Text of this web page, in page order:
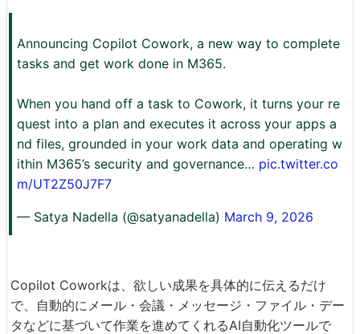
Announcing Copilot Cowork, a new way to complete
tasks and get work done in M365.
When you hand off a task to Cowork, it turns your re
quest into a plan and executes it across your apps a
nd files, grounded in your work data and operating w
ithin M365’s security and governance… pic.twitter.co
m/UT2Z50J7F7
— Satya Nadella (@satyanadella) March 9, 2026
Copilot Coworkは、欲しい成果を具体的に伝えるだけ
で、自動的にメール・会議・メッセージ・ファイル・デー
タなどに基づいて作業を進めてくれるAI自動化ツールで